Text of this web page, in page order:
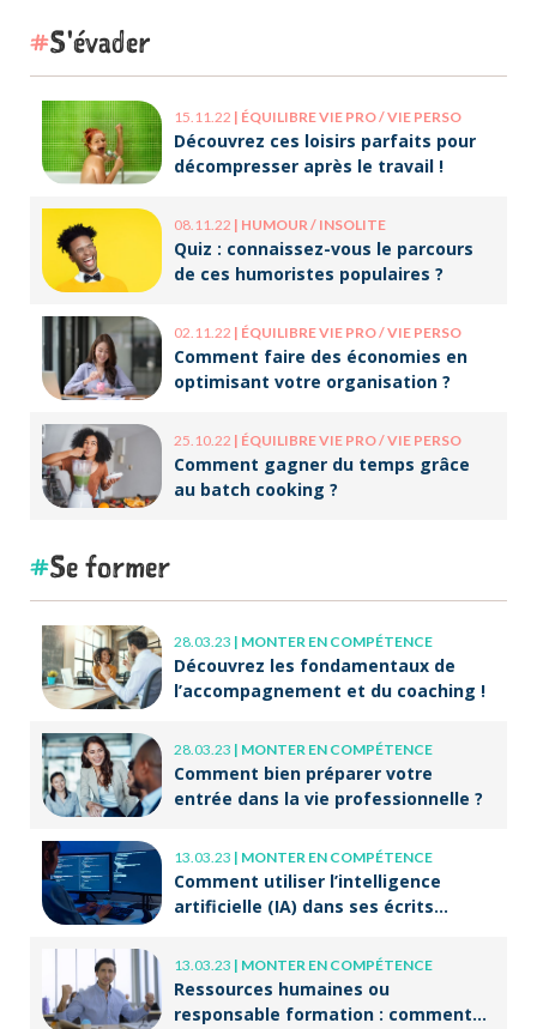
S'évader
15.11.22 | ÉQUILIBRE VIE PRO / VIE PERSO
Découvrez ces loisirs parfaits pour
décompresser après le travail !
08.11.22 | HUMOUR / INSOLITE
Quiz : connaissez-vous le parcours
de ces humoristes populaires ?
02.11.22 | ÉQUILIBRE VIE PRO / VIE PERSO
Comment faire des économies en
optimisant votre organisation ?
25.10.22 | ÉQUILIBRE VIE PRO / VIE PERSO
Comment gagner du temps grâce
au batch cooking ?
Se former
28.03.23 | MONTER EN COMPÉTENCE
Découvrez les fondamentaux de
l’accompagnement et du coaching !
28.03.23 | MONTER EN COMPÉTENCE
Comment bien préparer votre
entrée dans la vie professionnelle ?
13.03.23 | MONTER EN COMPÉTENCE
Comment utiliser l’intelligence
artificielle (IA) dans ses écrits
13.03.23 | MONTER EN COMPÉTENCE
Ressources humaines ou
responsable formation : comment